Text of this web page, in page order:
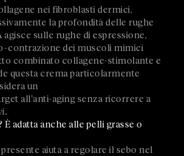
nei fibroblasti dermici,
la profondità delle rughe
sulle rughe di espressione,
contrazione dei muscoli mimici
combinato collagene-stimolante e
questa crema particolarmente
un
all'anti-aging senza ricorrere a
È adatta anche alle pelli grasse o
aiuta a regolare il sebo nel